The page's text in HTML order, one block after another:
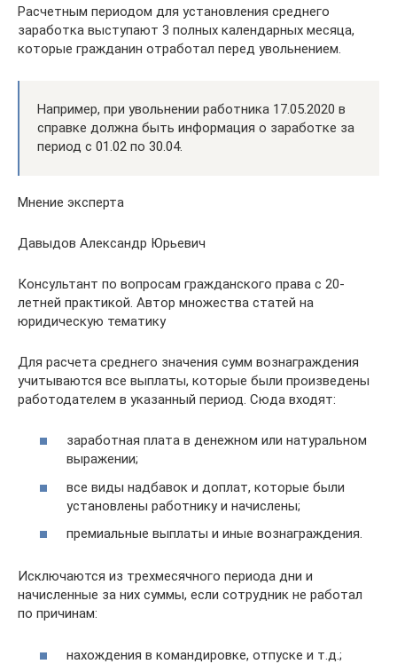
Расчетным периодом для установления среднего
заработка выступают 3 полных календарных месяца,
которые гражданин отработал перед увольнением.
Например, при увольнении работника 17.05.2020 в
справке должна быть информация о заработке за
период с 01.02 по 30.04.
Мнение эксперта
Давыдов Александр Юрьевич
Консультант по вопросам гражданского права с 20-
летней практикой. Автор множества статей на
юридическую тематику
Для расчета среднего значения сумм вознаграждения
учитываются все выплаты, которые были произведены
работодателем в указанный период. Сюда входят:
заработная плата в денежном или натуральном
выражении;
все виды надбавок и доплат, которые были
установлены работнику и начислены;
премиальные выплаты и иные вознаграждения.
Исключаются из трехмесячного периода дни и
начисленные за них суммы, если сотрудник не работал
по причинам:
нахождения в командировке, отпуске и т.д.;